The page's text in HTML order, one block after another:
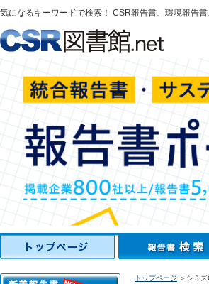
気になるキーワードで検索！ CSR報告書、環境報告
トップページ ＞シミ